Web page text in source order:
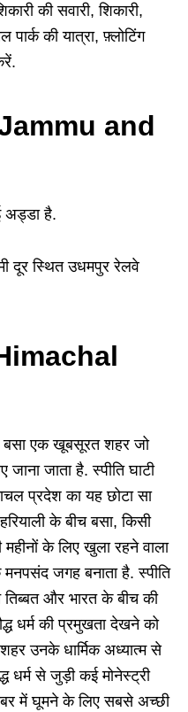
की सवारी, शिकारी,
की यात्रा, फ़्लोटिंग
and
अड्डा है.
दूर स्थित उधमपुर रेलवे
बसा एक खूबसूरत शहर जो
जाता है. स्पीति घाटी
प्रदेश का यह छोटा सा
के बीच बसा, किसी
के लिए खुला रहने वाला
जगह बनाता है. स्पीति
तिब्बत और भारत के बीच की
धर्म की प्रमुखता देखने को
उनके धार्मिक अध्यात्म से
धर्म से जुड़ी कई मोनेस्ट्री
में घूमने के लिए सबसे अच्छी